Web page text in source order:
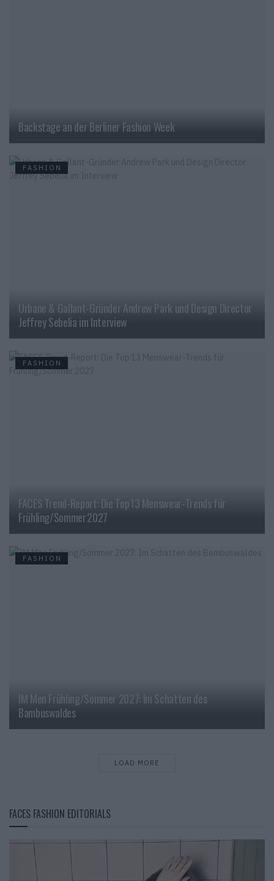
Backstage an der Berliner Fashion Week
FASHION
Urbane & Gallant-Gründer Andrew Park und Design Director
Jeffrey Sebelia im Interview
FASHION
FACES Trend-Report: Die Top 13 Menswear-Trends für
Frühling/Sommer 2027
FASHION
IM Men Frühling/Sommer 2027: Im Schatten des
Bambuswaldes
LOAD MORE
FACES FASHION EDITORIALS